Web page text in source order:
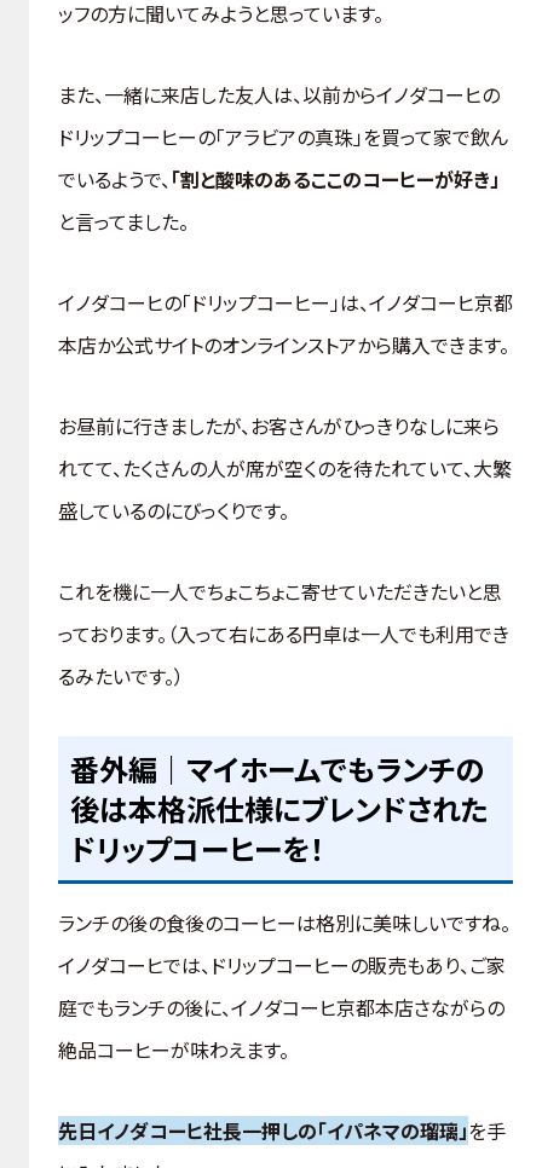
ッフの方に聞いてみようと思っています。
また、一緒に来店した友人は、以前からイノダコーヒの
ドリップコーヒーの「アラビアの真珠」を買って家で飲ん
でいるようで、 「割と酸味のあるここのコーヒーが好き」
と言ってました。
イノダコーヒの「ドリップコーヒー」は、イノダコーヒ京都
本店か公式サイトのオンラインストアから購入できます。
お昼前に行きましたが、お客さんがひっきりなしに来ら
れてて、たくさんの人が席が空くのを待たれていて、大繁
盛しているのにびっくりです。
これを機に一人でちょこちょこ寄せていただきたいと思
っております。（入って右にある円卓は一人でも利用でき
るみたいです。）
番外編｜マイホームでもランチの
後は本格派仕様にブレンドされた
ドリップコーヒーを！
ランチの後の食後のコーヒーは格別に美味しいですね。
イノダコーヒでは、ドリップコーヒーの販売もあり、ご家
庭でもランチの後に、イノダコーヒ京都本店さながらの
絶品コーヒーが味わえます。
先日イノダコーヒ社長一押しの「イパネマの瑠璃」を手